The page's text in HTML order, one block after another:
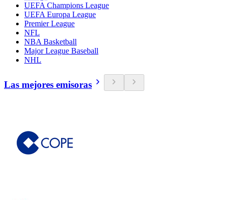
UEFA Champions League
UEFA Europa League
Premier League
NFL
NBA Basketball
Major League Baseball
NHL
Las mejores emisoras